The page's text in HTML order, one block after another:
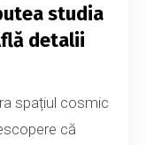
studia
detalii
spațiul cosmic
că